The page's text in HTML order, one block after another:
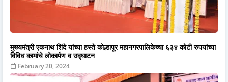
मुख्यमंत्री एकनाथ शिंदे यांच्या हस्ते कोल्हापूर महानगरपालिकेच्या ६३४ कोटी रुपयांच्या
विविध कामांचे लोकार्पण व उद्घाटन
February 20, 2024